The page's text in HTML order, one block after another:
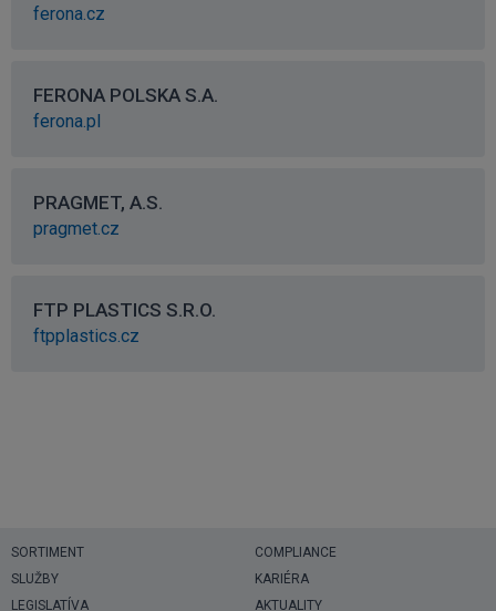
ferona.cz
FERONA POLSKA S.A.
ferona.pl
PRAGMET, A.S.
pragmet.cz
FTP PLASTICS S.R.O.
ftpplastics.cz
SORTIMENT
SLUŽBY
LEGISLATÍVA
COMPLIANCE
KARIÉRA
AKTUALITY